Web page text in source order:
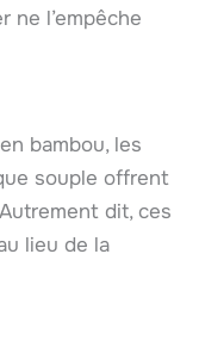
ne l’empêche
bambou, les
souple offrent
dit, ces
lieu de la